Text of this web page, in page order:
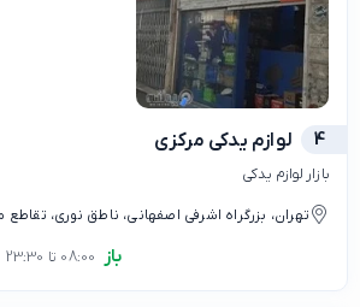
4 لوازم یدکی مرکزی
بازار لوازم یدکی
تهران، بزرگراه اشرفی اصفهانی، ناطق نوری،
باز